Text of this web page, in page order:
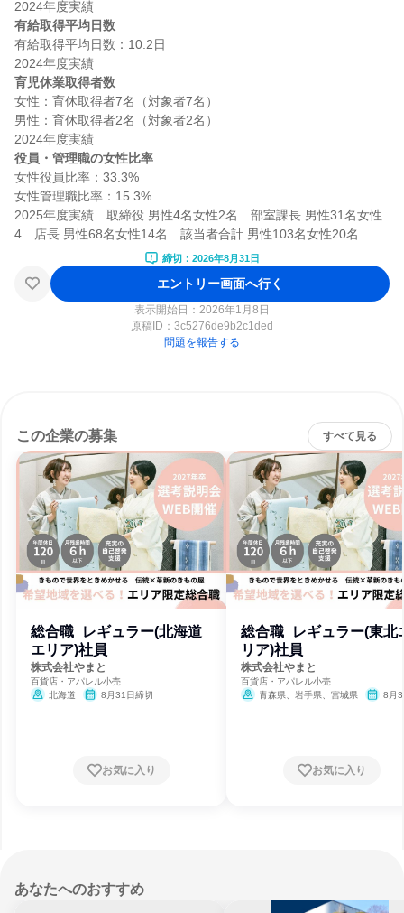
有給取得平均日数
有給取得平均日数：10.2日
育児休業取得者数
女性：育休取得者7名（対象者7名）
男性：育休取得者2名（対象者2名）
役員・管理職の女性比率
女性役員比率：33.3%
女性管理職比率：15.3%
2025年度実績　取締役 男性4名女性2名　部室課長 男性31名女性
締切：2026年8月31日
エントリー画面へ行く
表示開始日：2026年1月8日
原稿ID： 3c5276de9b2c1ded
問題を報告する
この企業の募集 すべて見る
総合職_レギュラー(北海道
エリア)社員
株式会社やまと
百貨店・アパレル小売
北海道
8月31日締切
お気に入り
総合職_レギュラー(東北
リア)社員
株式会社やまと
百貨店・アパレル小売
青森県、岩手県、宮城県
8月
お気に入り
あなたへのおすすめ